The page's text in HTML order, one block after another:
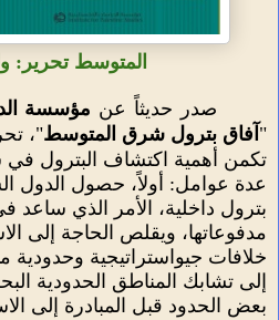
المتوسط تحرير:
صدر حديثاً عن مؤسسة
" آفاق بترول شرق المتوسط"،
تكمن أهمية اكتشاف البترول
عدة عوامل: أولاً، حصول الدول
بترول داخلية، الأمر الذي
مدفوعاتها، ويقلص الحاجة إلى
خلافات جيواستراتيجية وحدودية
إلى تشابك المناطق الحدودية
بعض الحدود قبل المبادرة إلى